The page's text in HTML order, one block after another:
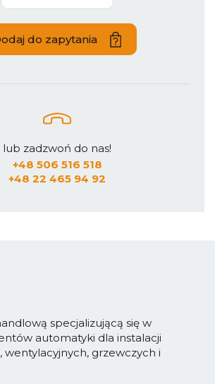
do zapytania
lub zadzwoń do nas!
+48 506 516 518
+48 22 465 94 92
specjalizującą się w
automatyki dla instalacji
wentylacyjnych, grzewczych i